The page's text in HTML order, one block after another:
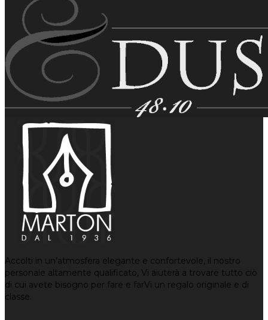
Accolti in un’atmosfera elegante e confortevole, il nostro
personale altamente qualificato, Vi aiuterà a trovare tutto ciò
di cui avete bisogno per fare e farVi un regalo originale e di
classe.